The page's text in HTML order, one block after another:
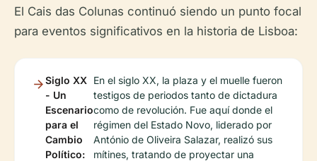
El Cais das Colunas continuó siendo un punto focal
para eventos significativos en la historia de Lisboa:
Siglo XX
- Un
Escenario
para el
Cambio
Político:
En el siglo XX, la plaza y el muelle fueron
testigos de periodos tanto de dictadura
como de revolución. Fue aquí donde el
régimen del Estado Novo, liderado por
António de Oliveira Salazar, realizó sus
mítines, tratando de proyectar una